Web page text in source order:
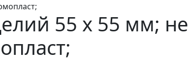
55 x 55 мм; не